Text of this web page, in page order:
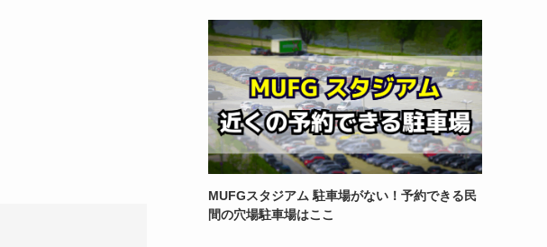
MUFGスタジアム 駐車場がない！予約できる民
間の穴場駐車場はここ